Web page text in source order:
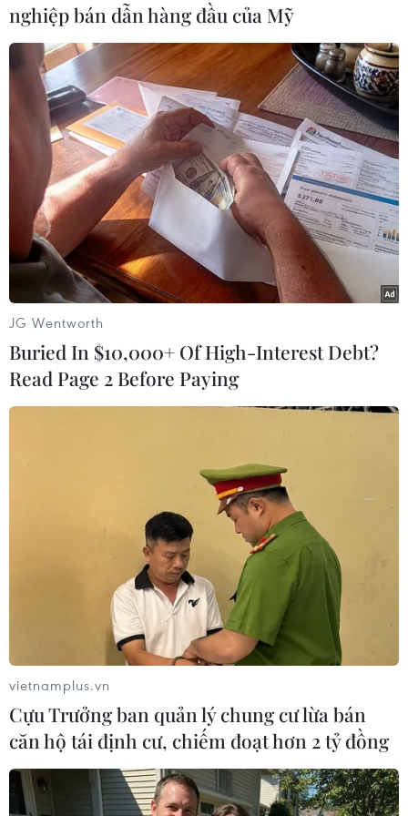
#Ronaldo #Messi #Bồ Đào Nha
#Argentina
#đội tuyển Bồ Đào Nha
#đội tuyển Argentina
#World Cup
#World Cup 2026
#WC 2026
#Ronaldo vs Messi
#Ronaldo so tài Messi
#Ronaldo đối đầu Messi
Theo dõi VietnamPlus
Hàng loạt đội tuyển chốt danh sách cầu
thủ tham dự World Cup 2026
nghiệp bán dẫn hàng đầu của Mỹ
JG Wentworth
Buried In $10,000+ Of High-Interest Debt?
Read Page 2 Before Paying
vietnamplus.vn
Cựu Trưởng ban quản lý chung cư lừa bán
căn hộ tái định cư, chiếm đoạt hơn 2 tỷ đồng